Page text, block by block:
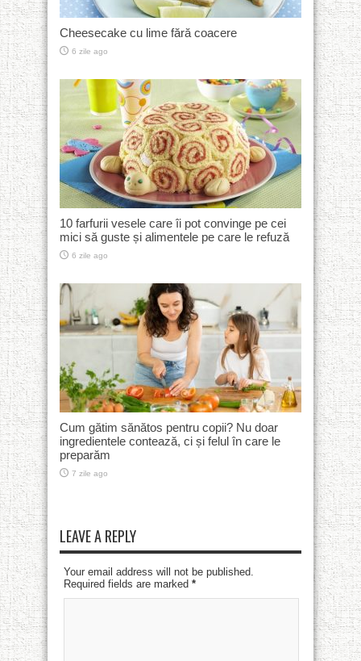
Cheesecake cu lime fără coacere
6 zile ago
10 farfurii vesele care îi pot convinge pe cei
mici să guste și alimentele pe care le refuză
6 zile ago
Cum gătim sănătos pentru copii? Nu doar
ingredientele contează, ci și felul în care le
preparăm
7 zile ago
LEAVE A REPLY
Your email address will not be published.
Required fields are marked *